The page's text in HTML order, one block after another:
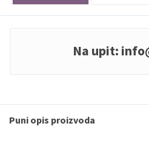
Na upit:
Puni opis proizvoda